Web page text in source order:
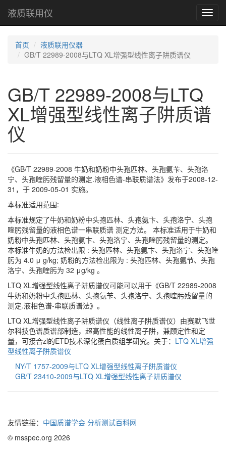
液质联用仪
首页
液质联用仪器
GB/T 22989-2008与LTQ XL增强型线性离子阱质谱仪
GB/T 22989-2008与LTQ
XL增强型线性离子阱质谱
仪
《GB/T 22989-2008 牛奶和奶粉中头孢匹林、头孢氨苄、头孢洛
宁、头孢喹肟残留量的测定.液相色谱-串联质谱法》发布于2008-12-
31，于 2009-05-01 实施。
本标准适用范围:
本标准规定了牛奶和奶粉中头孢匹林、头孢氨卞、头孢洛宁、头孢
喹肟残留量的液相色谱一串联质谱 测定方法。 本标准适用于牛奶和
奶粉中头孢匹林、头孢氨卞、头孢洛宁、头孢喹肟残留量的测定。
本标准牛奶的方法检出限 : 头孢匹林、头孢氨卞、头孢洛宁、头孢喹
肟为 4.0 μ g/kg; 奶粉的方法检出限为 : 头孢匹林、头孢氨节、头孢
洛宁、头孢喹肟为 32 μg/kg 。
LTQ XL增强型线性离子阱质谱仪可能可以用于《GB/T 22989-2008
牛奶和奶粉中头孢匹林、头孢氨苄、头孢洛宁、头孢喹肟残留量的
测定.液相色谱-串联质谱法》。
LTQ XL增强型线性离子阱质谱仪（线性离子阱质谱仪）由赛默飞世
尔科技色谱质谱部制造，超高性能的线性离子阱，兼顾定性和定
量，可接合zl的ETD技术深化蛋白质组学研究。关于： LTQ XL增强
型线性离子阱质谱仪
NY/T 1757-2009与LTQ XL增强型线性离子阱质谱仪
GB/T 23410-2009与LTQ XL增强型线性离子阱质谱仪
友情链接： 中国质谱学会 分析测试百科网
© msspec.org 2026